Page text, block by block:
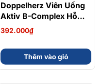
Doppelherz Viên Uống
Aktiv B-Complex Hỗ
Trợ Bổ Sung Vitamin
Nhóm B, Giảm Mệt Mỏi
Hộp 30 Viên
392.000₫
Thêm vào giỏ